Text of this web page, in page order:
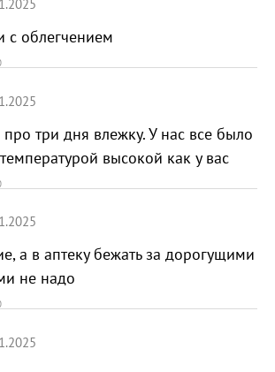
облегчением
три дня влежку. У нас все было
высокой как у вас
а в аптеку бежать за дорогущими
не надо